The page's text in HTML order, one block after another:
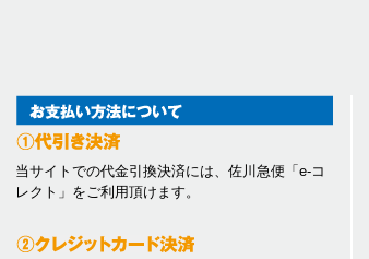
当サイトでの代金引換決済には、佐川急便「e-コ
レクト」をご利用頂けます。